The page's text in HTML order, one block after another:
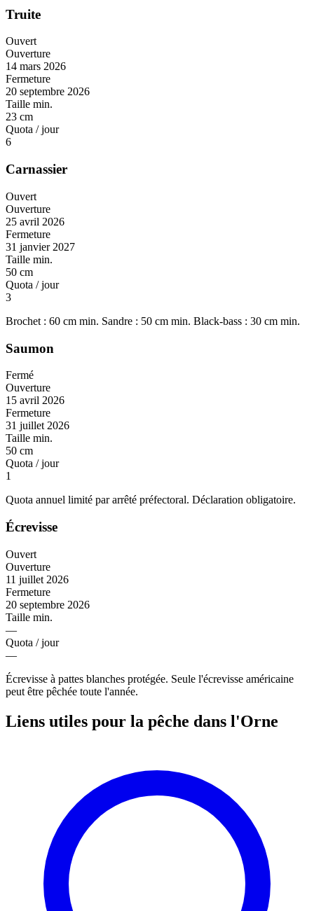
Truite
Ouvert
Ouverture
14 mars 2026
Fermeture
20 septembre 2026
Taille min.
23 cm
Quota / jour
6
Carnassier
Ouvert
Ouverture
25 avril 2026
Fermeture
31 janvier 2027
Taille min.
50 cm
Quota / jour
3
Brochet : 60 cm min. Sandre : 50 cm min. Black-bass : 30 cm min.
Saumon
Fermé
Ouverture
15 avril 2026
Fermeture
31 juillet 2026
Taille min.
50 cm
Quota / jour
1
Quota annuel limité par arrêté préfectoral. Déclaration obligatoire.
Écrevisse
Ouvert
Ouverture
11 juillet 2026
Fermeture
20 septembre 2026
Taille min.
—
Quota / jour
—
Écrevisse à pattes blanches protégée. Seule l'écrevisse américaine
peut être pêchée toute l'année.
Liens utiles pour la pêche dans l'Orne